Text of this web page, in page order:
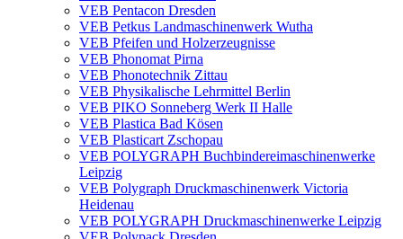
VEB Pentacon Dresden
VEB Petkus Landmaschinenwerk Wutha
VEB Pfeifen und Holzerzeugnisse
VEB Phonomat Pirna
VEB Phonotechnik Zittau
VEB Physikalische Lehrmittel Berlin
VEB PIKO Sonneberg Werk II Halle
VEB Plastica Bad Kösen
VEB Plasticart Zschopau
VEB POLYGRAPH Buchbindereimaschinenwerke
Leipzig
VEB Polygraph Druckmaschinenwerk Victoria
Heidenau
VEB POLYGRAPH Druckmaschinenwerke Leipzig